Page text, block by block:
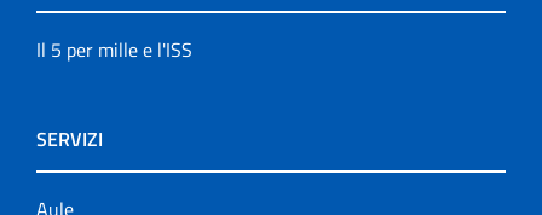
Il 5 per mille e l'ISS
SERVIZI
Aule